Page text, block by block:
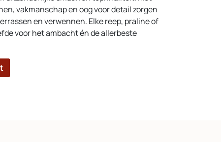
vakmanschap en oog voor detail zorgen
en verwennen. Elke reep, praline of
voor het ambacht én de allerbeste